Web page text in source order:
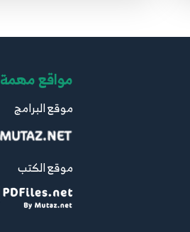
مواقع مهمة
موقع البرامج
موقع الكتب